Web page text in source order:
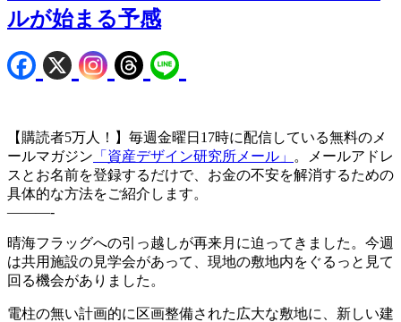
ルが始まる予感
【購読者5万人！】毎週金曜日17時に配信している無料のメ
ールマガジン 「資産デザイン研究所メール」
。メールアドレ
スとお名前を登録するだけで、お金の不安を解消するための
具体的な方法をご紹介します。
———-
晴海フラッグへの引っ越しが再来月に迫ってきました。今週
は共用施設の見学会があって、現地の敷地内をぐるっと見て
回る機会がありました。
電柱の無い計画的に区画整備された広大な敷地に、新しい建